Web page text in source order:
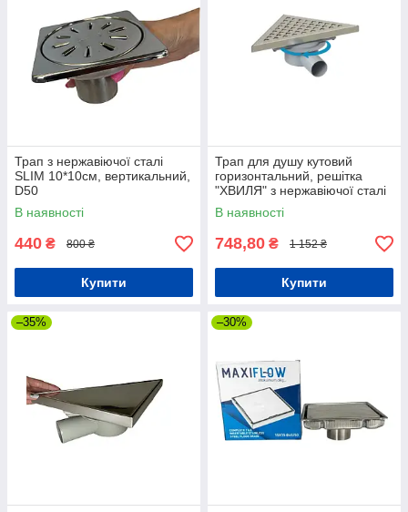
Трап з нержавіючої сталі
SLIM 10*10см, вертикальний,
D50
В наявності
440 ₴ 800 ₴
Купити
Трап для душу кутовий
горизонтальний, решітка
"ХВИЛЯ" з нержавіючої сталі
з гідрозатвором
В наявності
748,80 ₴ 1 152 ₴
Купити
–35% –30%